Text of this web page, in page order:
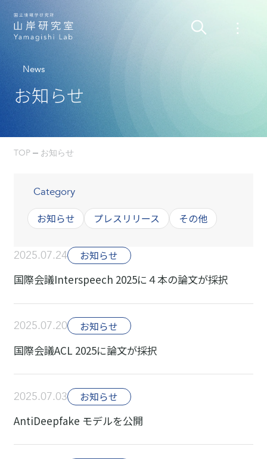
News
お知らせ
TOP お知らせ
Category
お知らせ プレスリリース その他
2025.07.24 お知らせ
国際会議Interspeech 2025に４本の論文が採択
2025.07.20 お知らせ
国際会議ACL 2025に論文が採択
2025.07.03 お知らせ
AntiDeepfake モデルを公開